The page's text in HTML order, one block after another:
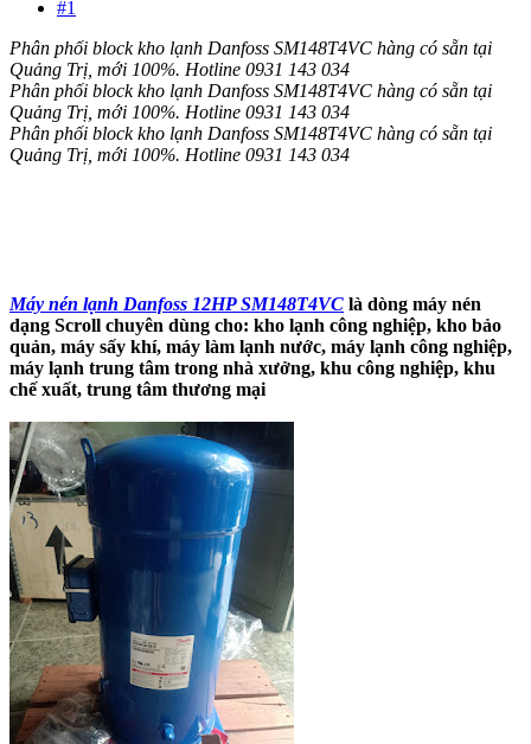
#1
Phân phối block kho lạnh Danfoss SM148T4VC hàng có sẵn tại
Quảng Trị, mới 100%. Hotline 0931 143 034
Phân phối block kho lạnh Danfoss SM148T4VC hàng có sẵn tại
Quảng Trị, mới 100%. Hotline 0931 143 034
Phân phối block kho lạnh Danfoss SM148T4VC hàng có sẵn tại
Quảng Trị, mới 100%. Hotline 0931 143 034
Máy nén lạnh Danfoss 12HP SM148T4VC là dòng máy nén
dạng Scroll chuyên dùng cho: kho lạnh công nghiệp, kho bảo
quản, máy sấy khí, máy làm lạnh nước, máy lạnh công nghiệp,
máy lạnh trung tâm trong nhà xưởng, khu công nghiệp, khu
chế xuất, trung tâm thương mại